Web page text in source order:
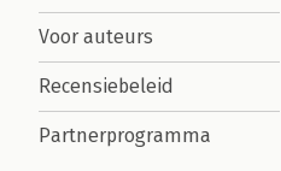
Voor auteurs
Recensiebeleid
Partnerprogramma